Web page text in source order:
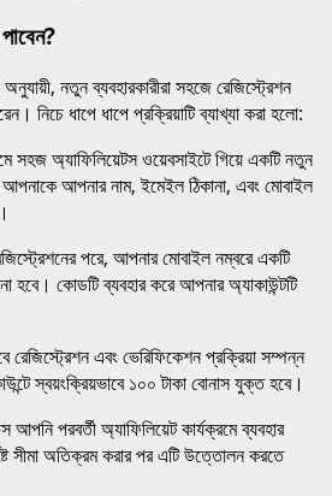
নতুন ব্যবহারকারীরা সহজে রেজিস্ট্রেশন
নিচে ধাপে ধাপে প্রক্রিয়াটি ব্যাখ্যা করা হলো:
সহজ অ্যাফিলিয়েটস ওয়েবসাইটে গিয়ে একটি নতুন
আপনার নাম, ইমেইল ঠিকানা, এবং মোবাইল
পরে, আপনার মোবাইল নম্বরে একটি
হবে। কোডটি ব্যবহার করে আপনার অ্যাকাউন্টটি
রেজিস্ট্রেশন এবং ভেরিফিকেশন প্রক্রিয়া সম্পন্ন
স্বয়ংক্রিয়ভাবে ১০০ টাকা বোনাস যুক্ত হবে।
আপনি পরবর্তী অ্যাফিলিয়েট কার্যক্রমে ব্যবহার
সীমা অতিক্রম করার পর এটি উত্তোলন করতে